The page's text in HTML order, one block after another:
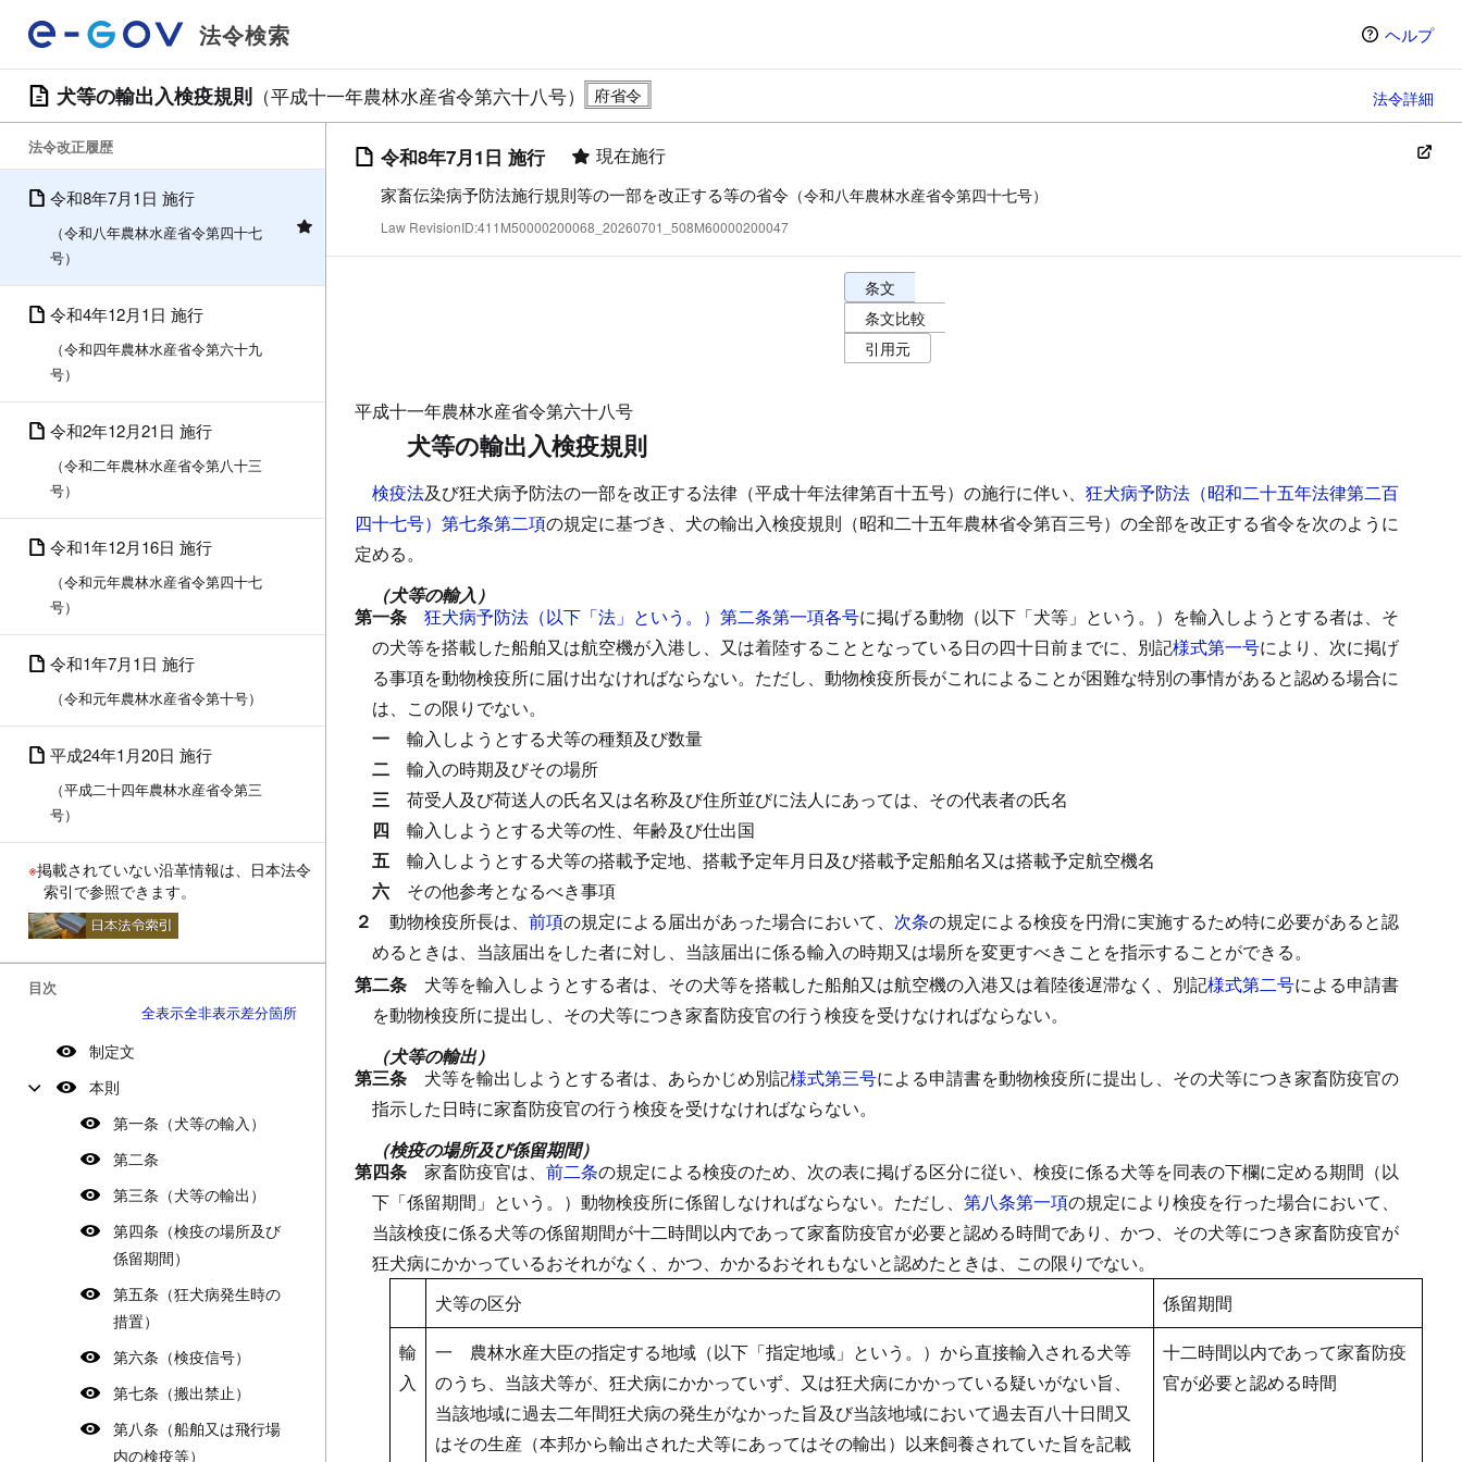
法令検索 ヘルプ
犬等の輸出入検疫規則 （平成十一年農林水産省令第六十八号） 法令詳細
法令改正履歴
令和8年7月1日 施行
（令和八年農林水産省令第四十七
号）
令和4年12月1日 施行
（令和四年農林水産省令第六十九
号）
令和2年12月21日 施行
（令和二年農林水産省令第八十三
号）
令和1年12月16日 施行
（令和元年農林水産省令第四十七
号）
令和1年7月1日 施行
（令和元年農林水産省令第十号）
平成24年1月20日 施行
（平成二十四年農林水産省令第三
号）
※掲載されていない沿革情報は、日本法令
索引で参照できます。
目次
全表示全非表示差分箇所
制定文
本則
第一条（犬等の輸入）
第二条
第三条（犬等の輸出）
第四条（検疫の場所及び
係留期間）
第五条（狂犬病発生時の
措置）
第六条（検疫信号）
第七条（搬出禁止）
第八条（船舶又は飛行場
内の検疫等）
令和8年7月1日 施行 現在施行
家畜伝染病予防法施行規則等の一部を改正する等の省令 （令和八年農林水産省令第四十七号）
Law RevisionID:411M50000200068_20260701_508M60000200047
条文表示オプション（選択すると条文の表示方法が変わります）
条文
条文比較
引用元
平成十一年農林水産省令第六十八号
犬等の輸出入検疫規則
検疫法及び狂犬病予防法の一部を改正する法律（平成十年法律第百十五号）の施行に伴い、 狂犬病予防法（昭和二十五年法律第二百
四十七号）第七条第二項の規定に基づき、犬の輸出入検疫規則（昭和二十五年農林省令第百三号）の全部を改正する省令を次のように
定める。
（犬等の輸入）
第一条 狂犬病予防法（以下「法」という。）第二条第一項各号に掲げる動物（以下「犬等」という。）を輸入しようとする者は、そ
の犬等を搭載した船舶又は航空機が入港し、又は着陸することとなっている日の四十日前までに、別記様式第一号により、次に掲げ
る事項を動物検疫所に届け出なければならない。 ただし、動物検疫所長がこれによることが困難な特別の事情があると認める場合に
は、この限りでない。
一 輸入しようとする犬等の種類及び数量
二 輸入の時期及びその場所
三 荷受人及び荷送人の氏名又は名称及び住所並びに法人にあっては、その代表者の氏名
四 輸入しようとする犬等の性、年齢及び仕出国
五 輸入しようとする犬等の搭載予定地、搭載予定年月日及び搭載予定船舶名又は搭載予定航空機名
六 その他参考となるべき事項
２ 動物検疫所長は、 前項の規定による届出があった場合において、 次条の規定による検疫を円滑に実施するため特に必要があると認
めるときは、当該届出をした者に対し、当該届出に係る輸入の時期又は場所を変更すべきことを指示することができる。
第二条 犬等を輸入しようとする者は、その犬等を搭載した船舶又は航空機の入港又は着陸後遅滞なく、別記様式第二号による申請書
を動物検疫所に提出し、その犬等につき家畜防疫官の行う検疫を受けなければならない。
（犬等の輸出）
第三条 犬等を輸出しようとする者は、あらかじめ別記様式第三号による申請書を動物検疫所に提出し、その犬等につき家畜防疫官の
指示した日時に家畜防疫官の行う検疫を受けなければならない。
（検疫の場所及び係留期間）
第四条 家畜防疫官は、 前二条の規定による検疫のため、次の表に掲げる区分に従い、検疫に係る犬等を同表の下欄に定める期間（以
下「係留期間」という。）動物検疫所に係留しなければならない。 ただし、 第八条第一項の規定により検疫を行った場合において、
当該検疫に係る犬等の係留期間が十二時間以内であって家畜防疫官が必要と認める時間であり、かつ、その犬等につき家畜防疫官が
狂犬病にかかっているおそれがなく、かつ、かかるおそれもないと認めたときは、この限りでない。
犬等の区分
係留期間
輸
入
一 農林水産大臣の指定する地域（以下「指定地域」という。）から直接輸入される犬等
のうち、当該犬等が、狂犬病にかかっていず、又は狂犬病にかかっている疑いがない旨、
当該地域に過去二年間狂犬病の発生がなかった旨及び当該地域において過去百八十日間又
はその生産（本邦から輸出された犬等にあってはその輸出）以来飼養されていた旨を記載
十二時間以内であって家畜防疫
官が必要と認める時間